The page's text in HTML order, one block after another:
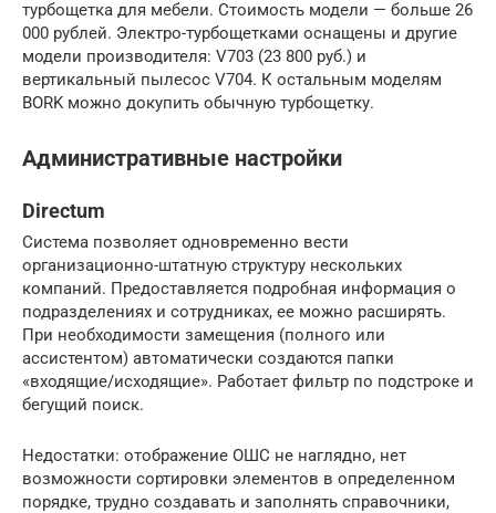
турбощетка для мебели. Стоимость модели — больше 26
000 рублей. Электро-турбощетками оснащены и другие
модели производителя: V703 (23 800 руб.) и
вертикальный пылесос V704. К остальным моделям
BORK можно докупить обычную турбощетку.
Административные настройки
Directum
Система позволяет одновременно вести
организационно-штатную структуру нескольких
компаний. Предоставляется подробная информация о
подразделениях и сотрудниках, ее можно расширять.
При необходимости замещения (полного или
ассистентом) автоматически создаются папки
«входящие/исходящие». Работает фильтр по подстроке и
бегущий поиск.
Недостатки: отображение ОШС не наглядно, нет
возможности сортировки элементов в определенном
порядке, трудно создавать и заполнять справочники,